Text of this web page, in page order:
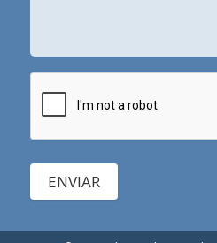
ENVIAR